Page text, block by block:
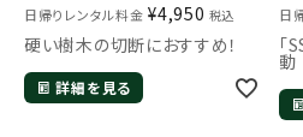
日帰りレンタル料金 ¥4,950 税込
硬い樹木の切断におすすめ！
詳細を見る
日
「
動